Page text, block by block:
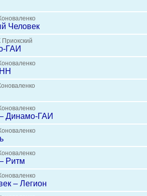
Человек
ГАИ
Динамо-ГАИ
Ритм
– Легион